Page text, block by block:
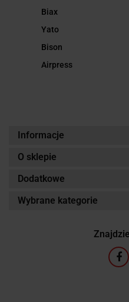
Biax
Yato
Bison
Airpress
Informacje
O sklepie
Dodatkowe
Wybrane kategorie